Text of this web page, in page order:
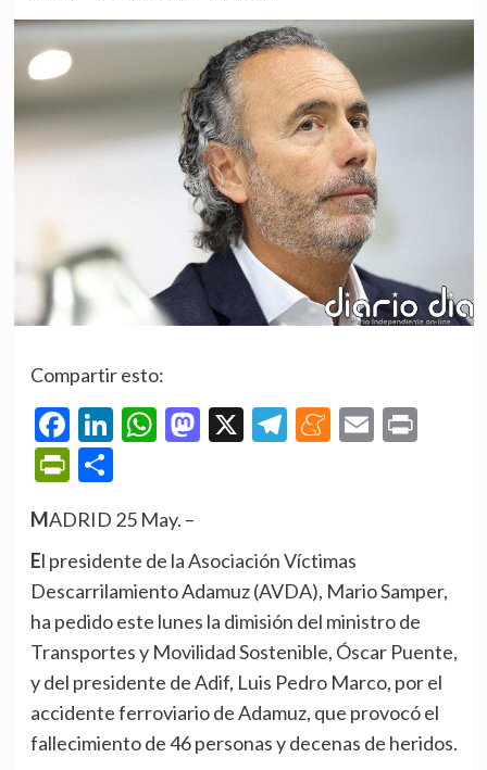
Compartir esto:
Facebook
LinkedIn
WhatsApp
Mastodon
X Telegram
Meneame
Email
PrintFriendly
Compartir
MADRID 25 May. –
El presidente de la Asociación Víctimas
Descarrilamiento Adamuz (AVDA), Mario Samper,
ha pedido este lunes la dimisión del ministro de
Transportes y Movilidad Sostenible, Óscar Puente,
y del presidente de Adif, Luis Pedro Marco, por el
accidente ferroviario de Adamuz, que provocó el
fallecimiento de 46 personas y decenas de heridos.